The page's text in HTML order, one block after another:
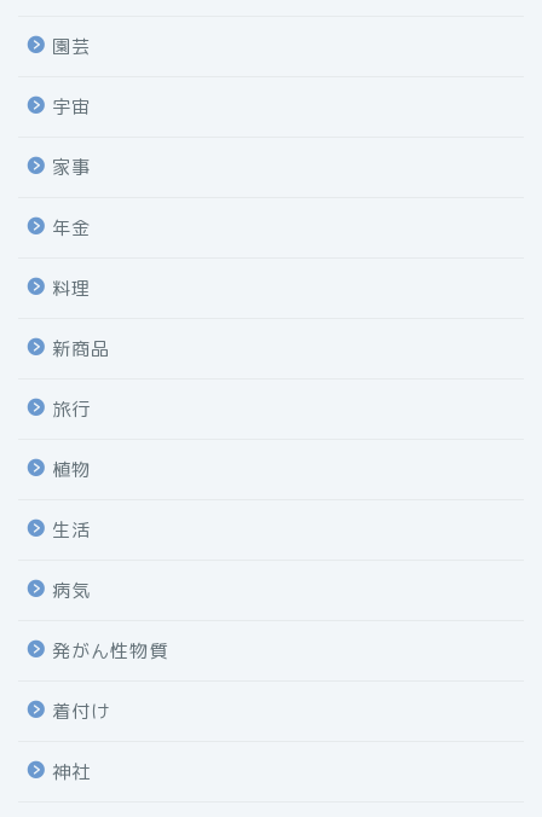
園芸
宇宙
家事
年金
料理
新商品
旅行
植物
生活
病気
発がん性物質
着付け
神社